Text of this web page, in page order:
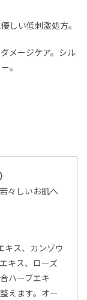
しい低刺激処方。
メージケア。シル
。
々しいお肌へ
キス、カンゾウ
キス、ローズ
ハーブエキ
えます。オー